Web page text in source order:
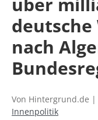
nach
Von Hintergrund.de |
Innenpolitik